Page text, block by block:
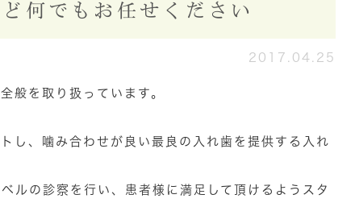
何でもお任せください
2017.04.25
般を取り扱っています。
し、噛み合わせが良い最良の入れ歯を提供する入れ
ルの診察を行い、患者様に満足して頂けるようスタ